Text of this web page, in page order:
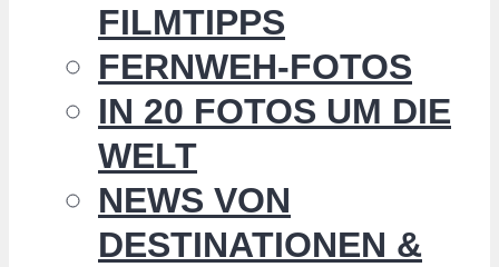
FILMTIPPS
FERNWEH-FOTOS
IN 20 FOTOS UM DIE
WELT
NEWS VON
DESTINATIONEN &